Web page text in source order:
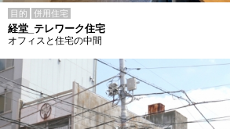
目的 併用住宅
経堂_テレワーク住宅
オフィスと住宅の中間